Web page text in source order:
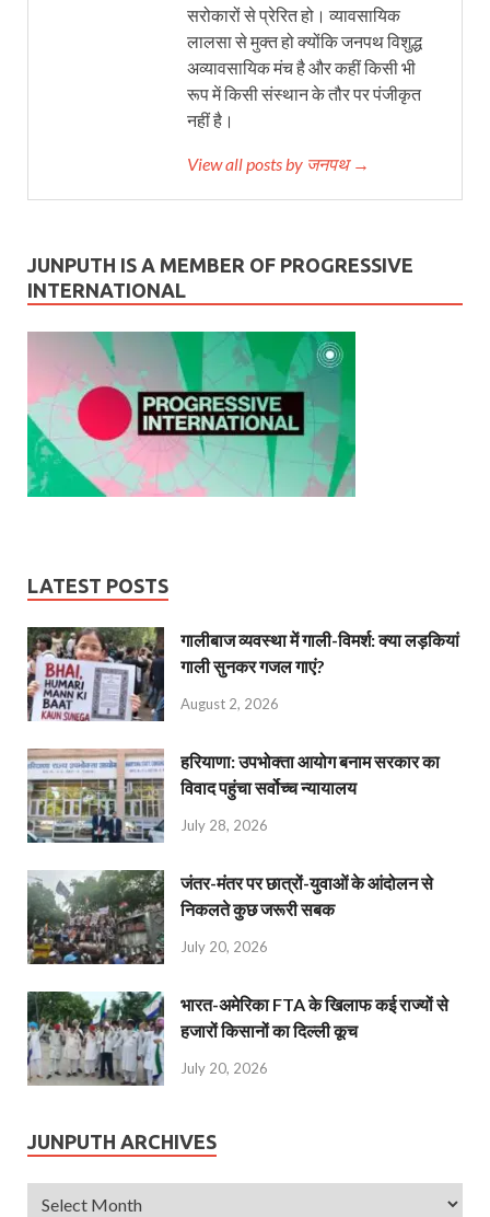
सरोकारों से प्रेरित हो। व्यावसायिक
लालसा से मुक्त हो क्योंकि जनपथ विशुद्ध
अव्यावसायिक मंच है और कहीं किसी भी
रूप में किसी संस्थान के तौर पर पंजीकृत
नहीं है।
View all posts by जनपथ →
JUNPUTH IS A MEMBER OF PROGRESSIVE
INTERNATIONAL
LATEST POSTS
गालीबाज व्‍यवस्‍था में गाली-विमर्श: क्या लड़कियां
गाली सुनकर गजल गाएं?
August 2, 2026
हरियाणा: उपभोक्ता आयोग बनाम सरकार का
विवाद पहुंचा सर्वोच्च न्यायालय
July 28, 2026
जंतर-मंतर पर छात्रों-युवाओं के आंदोलन से
निकलते कुछ जरूरी सबक
July 20, 2026
भारत-अमेरिका FTA के खिलाफ कई राज्यों से
हजारों किसानों का दिल्ली कूच
July 20, 2026
JUNPUTH ARCHIVES